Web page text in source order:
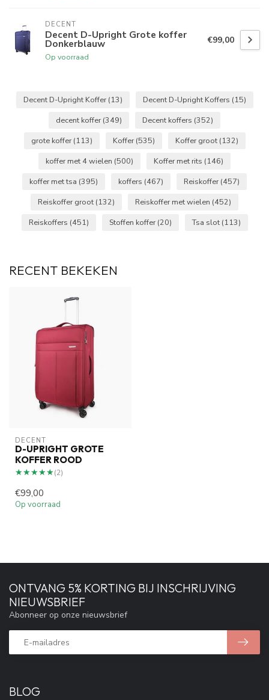
DECENT
Decent D-Upright Grote koffer
Donkerblauw
Op voorraad
€99,00
Decent D-Upright Koffer (13) Decent D-Upright Koffers (15)
decent koffer (349) Decent koffers (352)
grote koffer (113) Koffer (535) Koffer groot (132)
koffer met 4 wielen (500) Koffer met rits (146)
koffer met tsa (395) koffers (467) Reiskoffer (457)
Reiskoffer groot (132) Reiskoffer met wielen (452)
Reiskoffers (451) Stoffen koffer (20) Tsa slot (113)
RECENT BEKEKEN
DECENT
D-UPRIGHT GROTE
KOFFER ROOD
★★★★★
★★★★★(2)
€99,00
Op voorraad
BLOG
ONTVANG 5% KORTING BIJ INSCHRIJVING
NIEUWSBRIEF
Abonneer op onze nieuwsbrief